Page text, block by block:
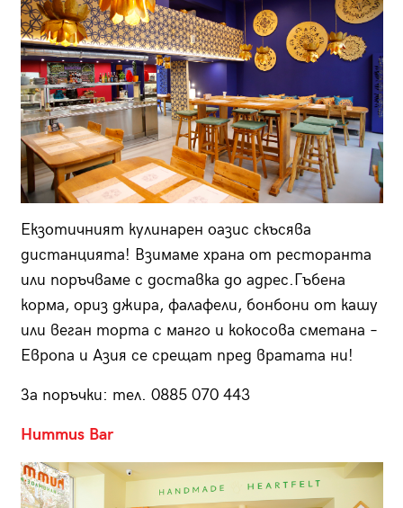
Екзотичният кулинарен оазис скъсява
дистанцията! Взимаме храна от ресторанта
или поръчваме с доставка до адрес.Гъбена
корма, ориз джира, фалафели, бонбони от кашу
или веган торта с манго и кокосова сметана –
Европа и Азия се срещат пред вратата ни!
За поръчки: тел. 0885 070 443
Hummus Bar